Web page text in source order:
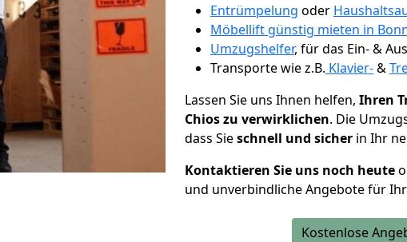
Entrümpelung oder
Möbellift günstig mieten in
Umzugshelfer, für das Ein- &
Transporte wie z.B. Klavier-&
Lassen Sie uns Ihnen helfen, Ihren
Chios zu verwirklichen. Die
dass Sieschnell und sicher in Ihr
Kontaktieren Sie uns noch heute
und unverbindliche Angebote für
Kostenlose